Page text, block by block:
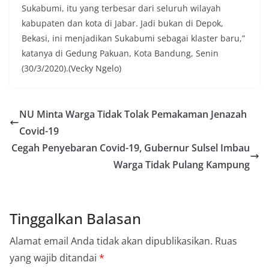
Sukabumi, itu yang terbesar dari seluruh wilayah
kabupaten dan kota di Jabar. Jadi bukan di Depok,
Bekasi, ini menjadikan Sukabumi sebagai klaster baru,”
katanya di Gedung Pakuan, Kota Bandung, Senin
(30/3/2020).(Vecky Ngelo)
NU Minta Warga Tidak Tolak Pemakaman Jenazah
Covid-19
Cegah Penyebaran Covid-19, Gubernur Sulsel Imbau
Warga Tidak Pulang Kampung
Tinggalkan Balasan
Alamat email Anda tidak akan dipublikasikan. Ruas
yang wajib ditandai *